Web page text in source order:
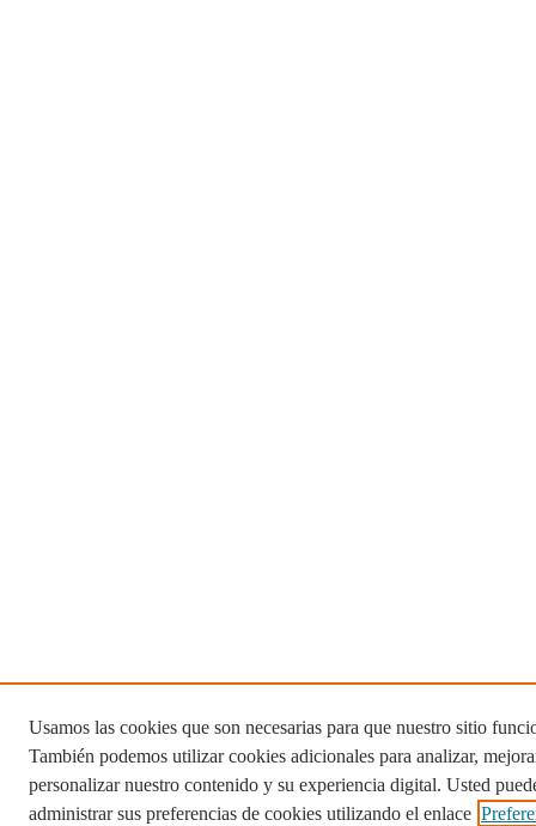
Usamos las cookies que son necesarias para que nuestro sitio
También podemos utilizar cookies adicionales para analizar,
personalizar nuestro contenido y su experiencia digital. Usted
administrar sus preferencias de cookies utilizando el enlace